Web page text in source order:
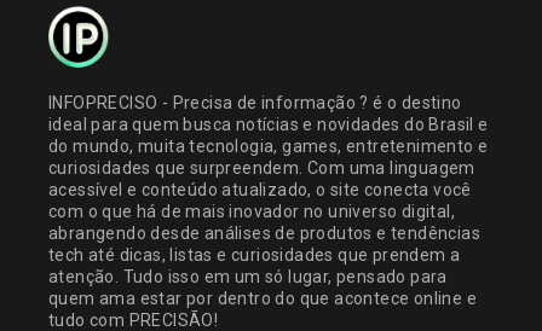
INFOPRECISO - Precisa de informação ? é o destino
ideal para quem busca notícias e novidades do Brasil e
do mundo, muita tecnologia, games, entretenimento e
curiosidades que surpreendem. Com uma linguagem
acessível e conteúdo atualizado, o site conecta você
com o que há de mais inovador no universo digital,
abrangendo desde análises de produtos e tendências
tech até dicas, listas e curiosidades que prendem a
atenção. Tudo isso em um só lugar, pensado para
quem ama estar por dentro do que acontece online e
tudo com PRECISÃO!